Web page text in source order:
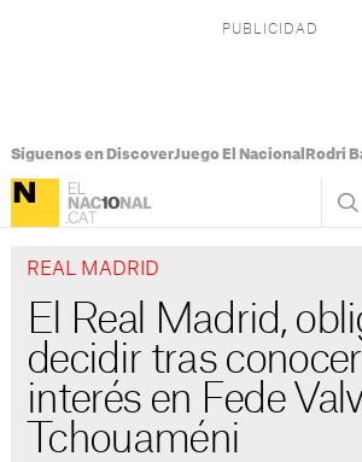
Síguenos en DiscoverJuego El Nacional Rodri
REAL MADRID
El Real Madrid,
decidir tras conocer
interés en Fede
Tchouaméni